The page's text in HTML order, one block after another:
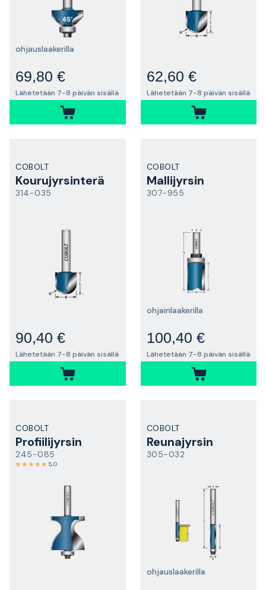
ohjauslaakerilla
69,80 €
Lähetetään 7-8 päivän sisällä
62,60 €
Lähetetään 7-8 päivän sisällä
COBOLT
Kourujyrsinterä
314-035
90,40 €
Lähetetään 7-8 päivän sisällä
COBOLT
Mallijyrsin
307-955
ohjainlaakerilla
100,40 €
Lähetetään 7-8 päivän sisällä
COBOLT
Profiilijyrsin
245-085
5,0
COBOLT
Reunajyrsin
305-032
ohjauslaakerilla